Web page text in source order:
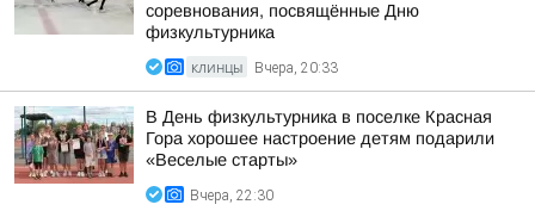
соревнования, посвящённые Дню
физкультурника
КЛИНЦЫ Вчера, 20:33
В День физкультурника в поселке Красная
Гора хорошее настроение детям подарили
«Веселые старты»
Вчера, 22:30